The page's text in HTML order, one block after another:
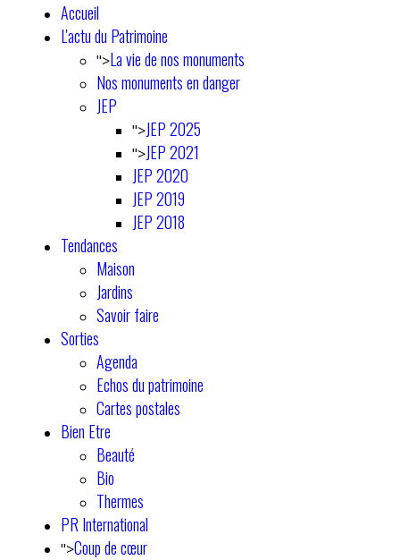
Accueil
L'actu du Patrimoine
">La vie de nos monuments
Nos monuments en danger
JEP
">JEP 2025
">JEP 2021
JEP 2020
JEP 2019
JEP 2018
Tendances
Maison
Jardins
Savoir faire
Sorties
Agenda
Echos du patrimoine
Cartes postales
Bien Etre
Beauté
Bio
Thermes
PR International
">Coup de cœur